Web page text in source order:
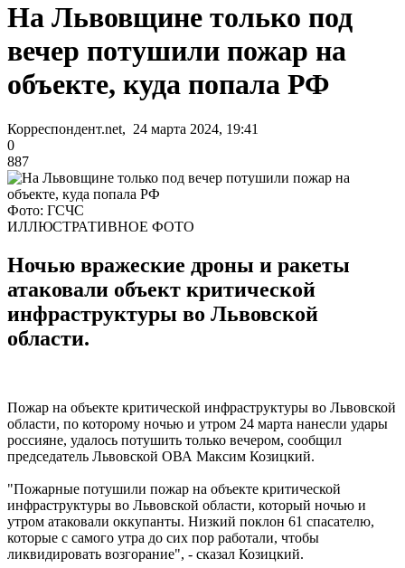
На Львовщине только под
вечер потушили пожар на
объекте, куда попала РФ
Корреспондент.net, 24 марта 2024, 19:41
0
887
Фото: ГСЧС
ИЛЛЮСТРАТИВНОЕ ФОТО
Ночью вражеские дроны и ракеты
атаковали объект критической
инфраструктуры во Львовской
области.
Пожар на объекте критической инфраструктуры во Львовской
области, по которому ночью и утром 24 марта нанесли удары
россияне, удалось потушить только вечером, сообщил
председатель Львовской ОВА Максим Козицкий.
"Пожарные потушили пожар на объекте критической
инфраструктуры во Львовской области, который ночью и
утром атаковали оккупанты. Низкий поклон 61 спасателю,
которые с самого утра до сих пор работали, чтобы
ликвидировать возгорание", - сказал Козицкий.